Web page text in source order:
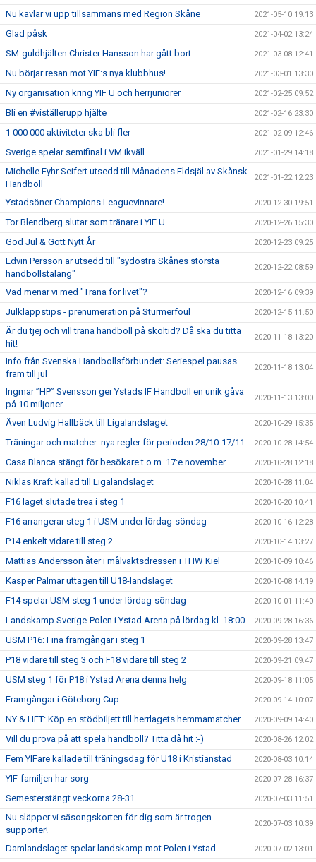
Nu kavlar vi upp tillsammans med Region Skåne 2021-05-10 19:13
Glad påsk 2021-04-02 13:24
SM-guldhjälten Christer Hansson har gått bort 2021-03-08 12:41
Nu börjar resan mot YIF:s nya klubbhus! 2021-03-01 13:30
Ny organisation kring YIF U och herrjuniorer 2021-02-25 09:52
Bli en #viställerupp hjälte 2021-02-16 23:30
1 000 000 aktiviteter ska bli fler 2021-02-09 12:46
Sverige spelar semifinal i VM ikväll 2021-01-29 14:18
Michelle Fyhr Seifert utsedd till Månadens Eldsjäl av Skånsk
Handboll
2021-01-22 12:23
Ystadsöner Champions Leaguevinnare! 2020-12-30 19:51
Tor Blendberg slutar som tränare i YIF U 2020-12-26 15:30
God Jul & Gott Nytt År 2020-12-23 09:25
Edvin Persson är utsedd till "sydöstra Skånes största
handbollstalang"
2020-12-22 08:59
Vad menar vi med "Träna för livet"? 2020-12-16 09:39
Julklappstips - prenumeration på Stürmerfoul 2020-12-15 11:50
Är du tjej och vill träna handboll på skoltid? Då ska du titta
hit!
2020-11-18 13:20
Info från Svenska Handbollsförbundet: Seriespel pausas
fram till jul
2020-11-18 13:04
Ingmar ”HP” Svensson ger Ystads IF Handboll en unik gåva
på 10 miljoner
2020-11-13 13:00
Även Ludvig Hallbäck till Ligalandslaget 2020-10-29 15:35
Träningar och matcher: nya regler för perioden 28/10-17/11 2020-10-28 14:54
Casa Blanca stängt för besökare t.o.m. 17:e november 2020-10-28 12:18
Niklas Kraft kallad till Ligalandslaget 2020-10-28 11:04
F16 laget slutade trea i steg 1 2020-10-20 10:41
F16 arrangerar steg 1 i USM under lördag-söndag 2020-10-16 12:28
P14 enkelt vidare till steg 2 2020-10-14 13:27
Mattias Andersson åter i målvaktsdressen i THW Kiel 2020-10-09 10:46
Kasper Palmar uttagen till U18-landslaget 2020-10-08 14:19
F14 spelar USM steg 1 under lördag-söndag 2020-10-01 11:40
Landskamp Sverige-Polen i Ystad Arena på lördag kl. 18:00 2020-09-28 16:36
USM P16: Fina framgångar i steg 1 2020-09-28 13:47
P18 vidare till steg 3 och F18 vidare till steg 2 2020-09-21 09:47
USM steg 1 för P18 i Ystad Arena denna helg 2020-09-18 11:05
Framgångar i Göteborg Cup 2020-09-14 10:07
NY & HET: Köp en stödbiljett till herrlagets hemmamatcher 2020-09-09 14:40
Vill du prova på att spela handboll? Titta då hit :-) 2020-08-26 12:02
Fem YIFare kallade till träningsdag för U18 i Kristianstad 2020-08-03 10:14
YIF-familjen har sorg 2020-07-28 16:37
Semesterstängt veckorna 28-31 2020-07-03 11:51
Nu släpper vi säsongskorten för dig som är trogen
supporter!
2020-07-03 10:39
Damlandslaget spelar landskamp mot Polen i Ystad 2020-07-02 13:01